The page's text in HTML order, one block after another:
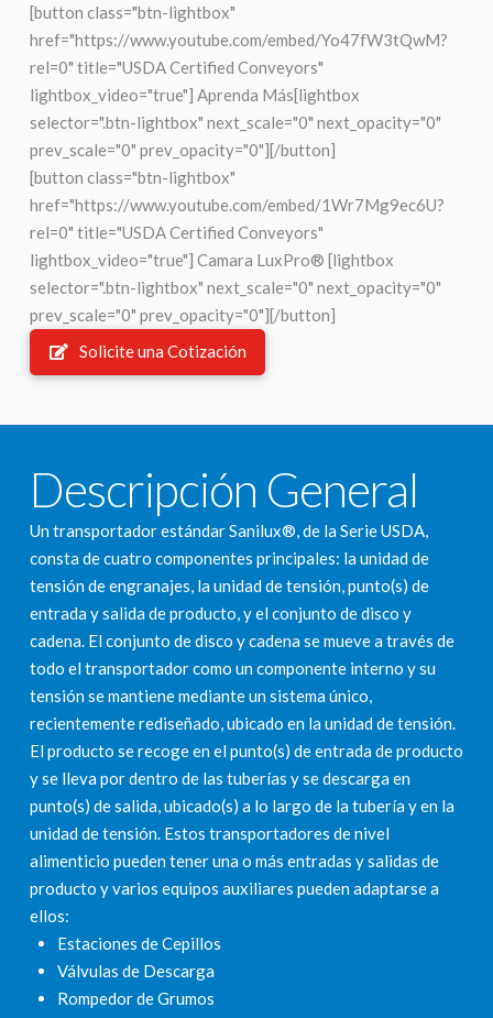
[button class="btn-lightbox"
href="https://www.youtube.com/embed/Yo47fW3tQwM?
rel=0" title="USDA Certified Conveyors"
lightbox_video="true"] Aprenda Más[lightbox
selector=".btn-lightbox" next_scale="0" next_opacity="0"
prev_scale="0" prev_opacity="0"][/button]
[button class="btn-lightbox"
href="https://www.youtube.com/embed/1Wr7Mg9ec6U?
rel=0" title="USDA Certified Conveyors"
lightbox_video="true"] Camara LuxPro® [lightbox
selector=".btn-lightbox" next_scale="0" next_opacity="0"
prev_scale="0" prev_opacity="0"][/button]
Solicite una Cotización
Descripción General
Un transportador estándar Sanilux®, de la Serie USDA,
consta de cuatro componentes principales: la unidad de
tensión de engranajes, la unidad de tensión, punto(s) de
entrada y salida de producto, y el conjunto de disco y
cadena. El conjunto de disco y cadena se mueve a través de
todo el transportador como un componente interno y su
tensión se mantiene mediante un sistema único,
recientemente rediseñado, ubicado en la unidad de tensión.
El producto se recoge en el punto(s) de entrada de producto
y se lleva por dentro de las tuberías y se descarga en
punto(s) de salida, ubicado(s) a lo largo de la tubería y en la
unidad de tensión. Estos transportadores de nivel
alimenticio pueden tener una o más entradas y salidas de
producto y varios equipos auxiliares pueden adaptarse a
ellos:
Estaciones de Cepillos
Válvulas de Descarga
Rompedor de Grumos